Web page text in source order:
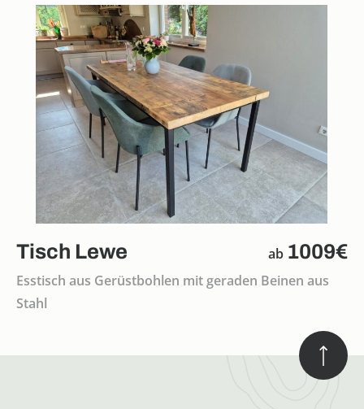
Tisch Lewe ab 1009€
Esstisch aus Gerüstbohlen mit geraden Beinen aus
Stahl